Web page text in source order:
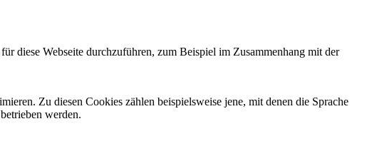
diese Webseite durchzuführen, zum Beispiel im Zusammenhang mit der
Zu diesen Cookies zählen beispielsweise jene, mit denen die Sprache
werden.